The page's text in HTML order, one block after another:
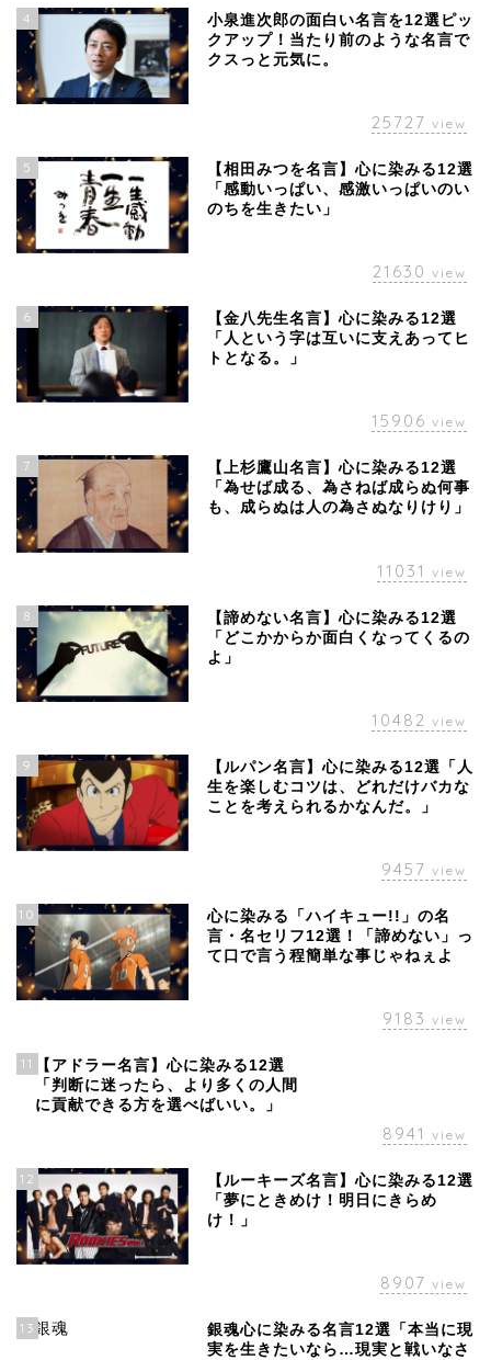
4
小泉進次郎の面白い名言を12選ピッ
クアップ！当たり前のような名言で
クスっと元気に。
25727 view
5
【相田みつを名言】心に染みる12選
「感動いっぱい、感激いっぱいのい
のちを生きたい」
21630 view
6
【金八先生名言】心に染みる12選
「人という字は互いに支えあってヒ
トとなる。」
15906 view
7
【上杉鷹山名言】心に染みる12選
「為せば成る、為さねば成らぬ何事
も、成らぬは人の為さぬなりけり」
11031 view
8
【諦めない名言】心に染みる12選
「どこかからか面白くなってくるの
よ」
10482 view
9
【ルパン名言】心に染みる12選「人
生を楽しむコツは、どれだけバカな
ことを考えられるかなんだ。」
9457 view
10
心に染みる「ハイキュー!!」の名
言・名セリフ12選！「諦めない」っ
て口で言う程簡単な事じゃねぇよ
9183 view
11
【アドラー名言】心に染みる12選
「判断に迷ったら、より多くの人間
に貢献できる方を選べばいい。」
8941 view
12
【ルーキーズ名言】心に染みる12選
「夢にときめけ！明日にきらめ
け！」
8907 view
13
銀魂心に染みる名言12選「本当に現
実を生きたいなら…現実と戦いなさ